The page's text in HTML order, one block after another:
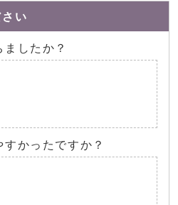
い
したか？
かったですか？